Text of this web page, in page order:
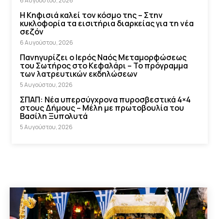
Η Κηφισιά καλεί τον κόσμο της – Στην
κυκλοφορία τα εισιτήρια διαρκείας για τη νέα
σεζόν
6 Αυγούστου, 2026
Πανηγυρίζει ο Ιερός Ναός Μεταμορφώσεως
του Σωτήρος στο Κεφαλάρι – Το πρόγραμμα
των λατρευτικών εκδηλώσεων
5 Αυγούστου, 2026
ΣΠΑΠ: Νέα υπερσύγχρονα πυροσβεστικά 4×4
στους Δήμους – Μέλη με πρωτοβουλία του
Βασίλη Ξυπολυτά
5 Αυγούστου, 2026